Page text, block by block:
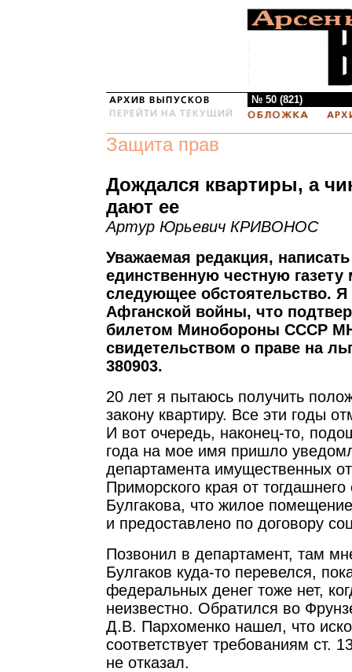
№ 50 (821)
Защита прав
Дождался квартиры, а
дают ее
Артур Юрьевич КРИВОНОС
Уважаемая редакция,
единственную честную
следующее обстоятельство. Я
Афганской войны, что
билетом Минобороны СССР
свидетельством о праве на
380903.
20 лет я пытаюсь получить
закону квартиру. Все эти годы
И вот очередь, наконец-то,
года на мое имя пришло
департамента имущественных
Приморского края от
Булгакова, что жилое
и предоставлено по договору
Позвонил в департамент, там
Булгаков куда-то перевелся,
федеральных денег тоже нет,
неизвестно. Обратился во
Д.В. Пархоменко нашел, что
соответствует требованиям ст.
не отказал.